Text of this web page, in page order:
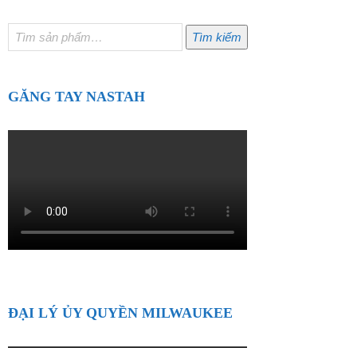
Tìm
kiếm:
Tìm kiếm
GĂNG TAY NASTAH
ĐẠI LÝ ỦY QUYỀN MILWAUKEE